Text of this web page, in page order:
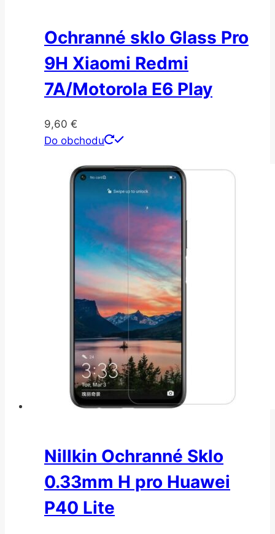
Ochranné sklo Glass Pro
9H Xiaomi Redmi
7A/Motorola E6 Play
9,60 €
Do obchodu
Nillkin Ochranné Sklo
0.33mm H pro Huawei
P40 Lite